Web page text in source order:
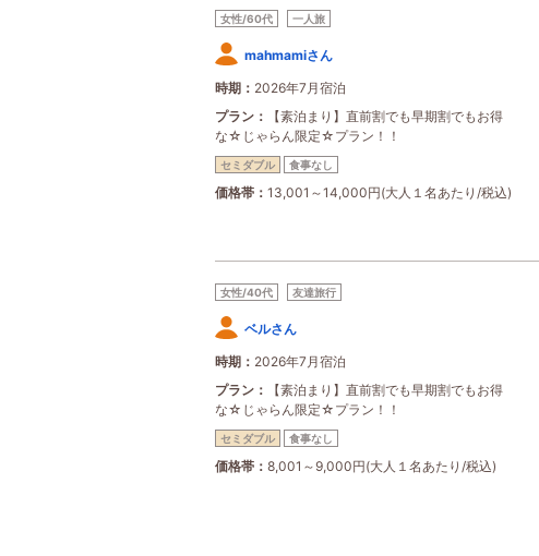
女性/60代 一人旅
mahmamiさん
時期
2026年7月宿泊
プラン
【素泊まり】直前割でも早期割でもお得
な☆じゃらん限定☆プラン！！
セミダブル 食事なし
価格帯 13,001～14,000円(大人１名あたり/税込)
女性/40代 友達旅行
ベルさん
時期
2026年7月宿泊
プラン
【素泊まり】直前割でも早期割でもお得
な☆じゃらん限定☆プラン！！
セミダブル 食事なし
価格帯 8,001～9,000円(大人１名あたり/税込)